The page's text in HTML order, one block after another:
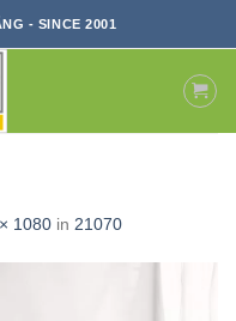
- SINCE 2001
1080 in 21070